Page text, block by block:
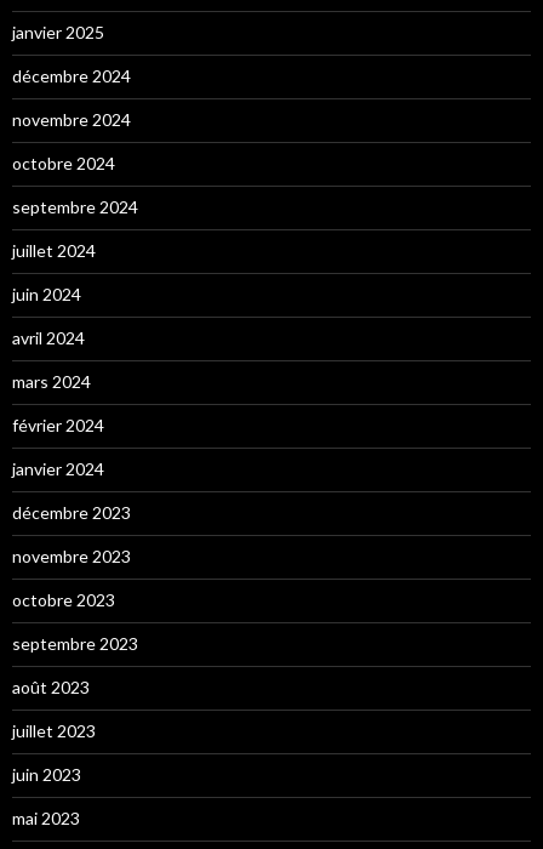
janvier 2025
décembre 2024
novembre 2024
octobre 2024
septembre 2024
juillet 2024
juin 2024
avril 2024
mars 2024
février 2024
janvier 2024
décembre 2023
novembre 2023
octobre 2023
septembre 2023
août 2023
juillet 2023
juin 2023
mai 2023